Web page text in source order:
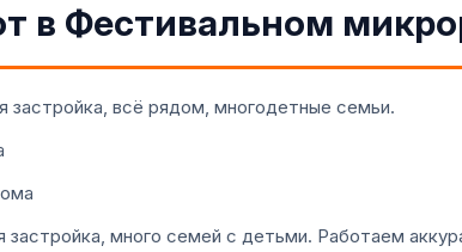
в Фестивальном
всё рядом, многодетные семьи.
много семей с детьми. Работаем